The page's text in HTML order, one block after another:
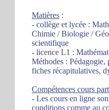
Matières :
- collège et lycée :
Chimie / Biologie /
scientifique
- licence L1 :
Méthodes : Pédagogie,
fiches récapitulatives,
Compétences cours
- Les cours en ligne
conditions comme au